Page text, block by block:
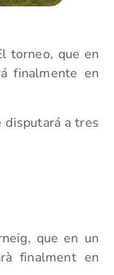
torneo, que en
finalmente en
disputará a tres
que en un
finalment en